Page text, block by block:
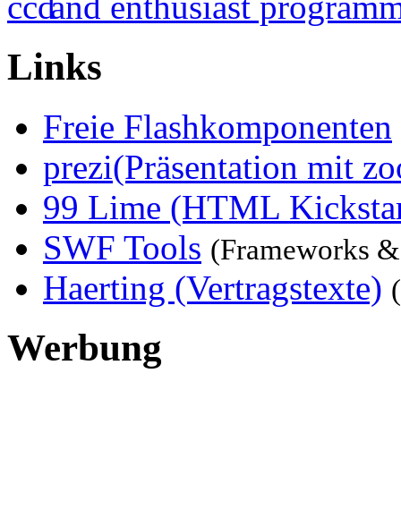
Links
Freie Flashkomponenten
prezi(Präsentation mit
99 Lime (HTML
SWF Tools (Frameworks
Haerting (Vertragstexte)
Werbung